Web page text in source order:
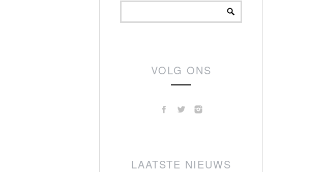
VOLG ONS
LAATSTE NIEUWS